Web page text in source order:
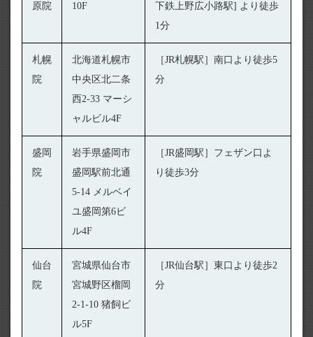
原院
10F
下鉄上野広小路駅] より徒歩
1分
札幌
院
北海道札幌市
中央区北二条
西2-33 マーシ
ャルビル4F
［JR札幌駅］南口より徒歩5
分
盛岡
院
岩手県盛岡市
盛岡駅前北通
5-14 メルベイ
ユ盛岡第6ビ
ル4F
［JR盛岡駅］フェザン口よ
り徒歩3分
仙台
院
宮城県仙台市
宮城野区榴岡
2-1-10 猪飼ビ
ル5F
［JR仙台駅］東口より徒歩2
分